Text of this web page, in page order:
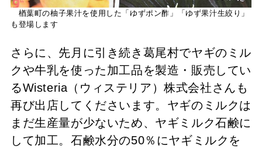
楢葉町の柚子果汁を使用した「ゆずポン酢」「ゆず果汁生絞り」
も登場します
さらに、先月に引き続き葛尾村でヤギのミル
クや牛乳を使った加工品を製造・販売してい
るWisteria（ウィステリア）株式会社さんも
再び出店してくださいます。ヤギのミルクは
まだ生産量が少ないため、ヤギミルク石鹸に
して加工。石鹸水分の50％にヤギミルクを